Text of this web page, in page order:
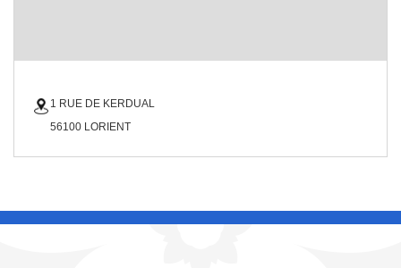
1 RUE DE KERDUAL
56100 LORIENT